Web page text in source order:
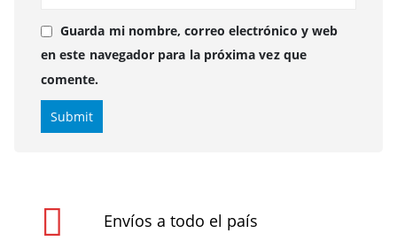
Guarda mi nombre, correo electrónico y web
en este navegador para la próxima vez que
comente.
Envíos a todo el país